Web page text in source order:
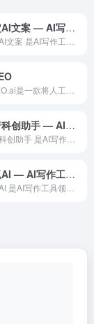
稿定AI文案 — AI写作工具领域的专业 AI 工具
维普科创助手 — AI写作工具领域的专业 AI 工具
墨狐AI — AI写作工具领域的专业 AI 工具